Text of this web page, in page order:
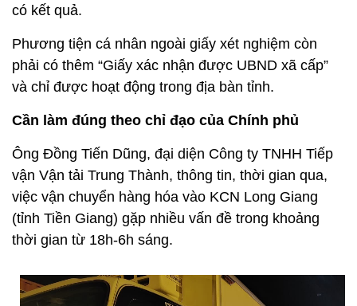
có kết quả.
Phương tiện cá nhân ngoài giấy xét nghiệm còn
phải có thêm “Giấy xác nhận được UBND xã cấp”
và chỉ được hoạt động trong địa bàn tỉnh.
Cần làm đúng theo chỉ đạo của Chính phủ
Ông Đồng Tiến Dũng, đại diện Công ty TNHH Tiếp
vận Vận tải Trung Thành, thông tin, thời gian qua,
việc vận chuyển hàng hóa vào KCN Long Giang
(tỉnh Tiền Giang) gặp nhiều vấn đề trong khoảng
thời gian từ 18h-6h sáng.